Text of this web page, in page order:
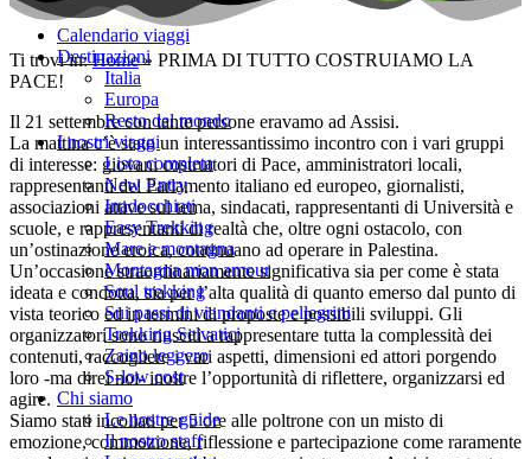
Calendario viaggi
Destinazioni
Italia
Europa
Resto del mondo
I nostri viaggi
Lista completa
New Entry
Inadocchiati
Easy Trekking
Mare e montagna
Montagna mon amour
Soul trekking
Sui passi di viandanti e pellegrini
Trekking Selvatici
Zaino leggero
S-low cost
Chi siamo
Le nostre guide
Il nostro staff
Ti trovi in:Home» PRIMA DI TUTTO COSTRUIAMO LA
PACE!
Il 21 settembre con tante persone eravamo ad Assisi.
La mattina c’è stato un interessantissimo incontro con i vari gruppi
di interesse: giovani costruttori di Pace, amministratori locali,
rappresentanti del Parlamento italiano ed europeo, giornalisti,
associazioni attive sul tema, sindacati, rappresentanti di Università e
scuole, e rappresentanti di realtà che, oltre ogni ostacolo, con
un’ostinazione eroica, continuano ad operare in Palestina.
Un’occasione straordinariamente significativa sia per come è stata
ideata e condotta, sia per l’alta qualità di quanto emerso dal punto di
vista teorico ed in termini di proposte e possibili sviluppi. Gli
organizzatori sono riusciti a rappresentare tutta la complessità dei
contenuti, raccogliere i vari aspetti, dimensioni ed attori porgendo
loro -ma direi noi- inoltre l’opportunità di riflettere, organizzarsi ed
agire.
Siamo stati incollati per 5 ore alle poltrone con un misto di
emozione, commozione, riflessione e partecipazione come raramente